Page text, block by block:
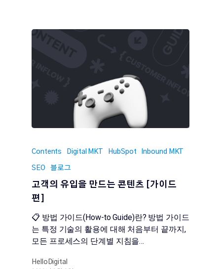
Contents Digital MKT HubSpot Inbound MKT
SEO 블로그
고객의 유입을 만드는 콘텐츠 [가이드
편]
📋 방법 가이드(How-to Guide)란? 방법 가이드
는 특정 기술의 활용에 대해 처음부터 끝까지,
모든 프로세스의 단계별 지침을…
HelloDigital